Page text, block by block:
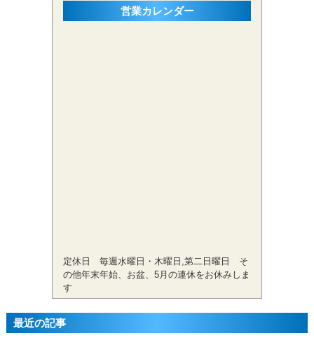
営業カレンダー
定休日 毎週水曜日・木曜日,第二日曜日 そ
の他年末年始、お盆、5月の連休をお休みしま
す
最近の記事